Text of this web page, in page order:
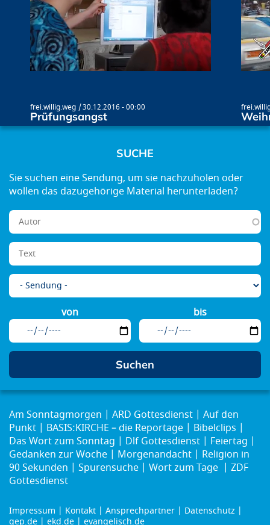
frei.willig.weg 30.12.2016 - 00:00
Prüfungsangst
SUCHE
von bis
Am Sonntagmorgen ARD Gottesdienst
Auf den
Punkt
BASIS:KIRCHE – die Reportage
Bibelclips
Das Wort zum Sonntag
Dlf Gottesdienst
Feiertag
Gedanken zur Woche
Morgenandacht
Religion in
90 Sekunden
Spurensuche Wort zum Tage
ZDF
Gottesdienst
Impressum Kontakt Ansprechpartner
Datenschutz
gep.de
ekd.de evangelisch.de